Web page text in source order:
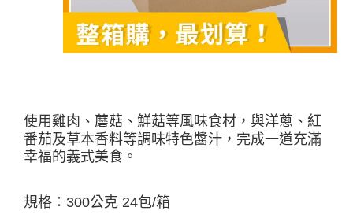
使用雞肉、蘑菇、鮮菇等風味食材，與洋蔥、紅
番茄及草本香料等調味特色醬汁，完成一道充滿
幸福的義式美食。
規格：300公克 24包/箱